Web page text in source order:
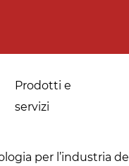
Prodotti e
servizi
per l’industria